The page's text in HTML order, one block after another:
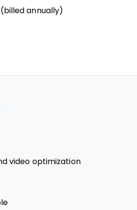
annually)
video optimization